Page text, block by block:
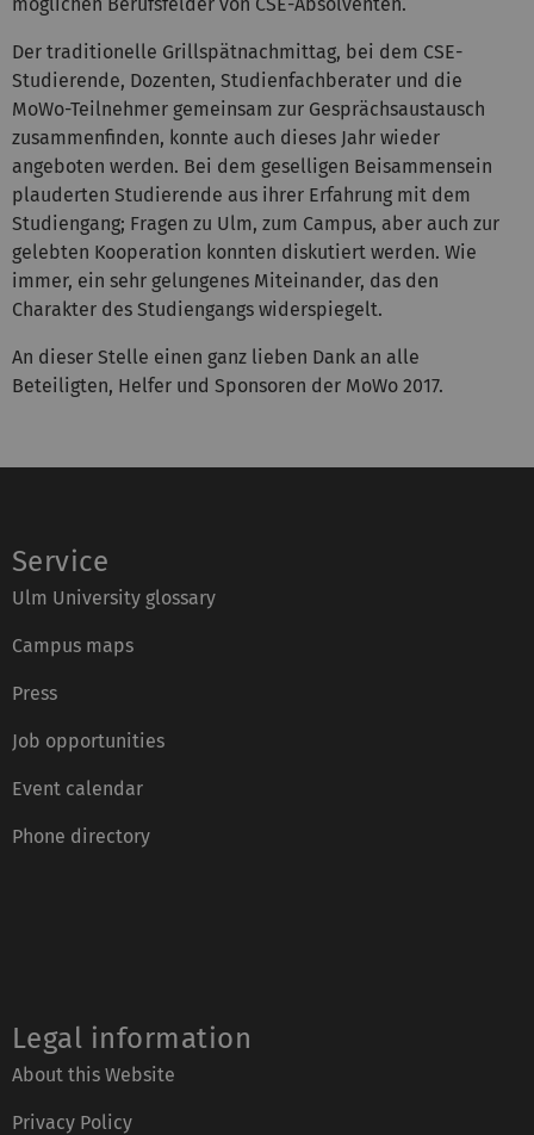
Der traditionelle Grillspätnachmittag, bei dem CSE-
Studierende, Dozenten, Studienfachberater und die
MoWo-Teilnehmer gemeinsam zur Gesprächsaustausch
zusammenfinden, konnte auch dieses Jahr wieder
angeboten werden. Bei dem geselligen Beisammensein
plauderten Studierende aus ihrer Erfahrung mit dem
Studiengang; Fragen zu Ulm, zum Campus, aber auch zur
gelebten Kooperation konnten diskutiert werden. Wie
immer, ein sehr gelungenes Miteinander, das den
Charakter des Studiengangs widerspiegelt.
An dieser Stelle einen ganz lieben Dank an alle
Beteiligten, Helfer und Sponsoren der MoWo 2017.
Service
Ulm University glossary
Campus maps
Press
Job opportunities
Event calendar
Phone directory
Legal information
About this Website
Privacy Policy